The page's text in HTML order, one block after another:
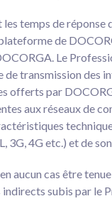
temps de réponse
de
Le
de transmission des
offerts par
aux réseaux de
3G, 4G etc.) et de
aucun cas être
indirects subis par le